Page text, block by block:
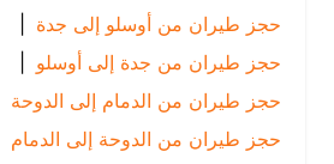
حجز طيران من أوسلو إلى جدة
حجز طيران من جدة إلى أوسلو
|
حجز طيران من الدمام إلى الدوحة |
حجز طيران من الدوحة إلى الدمام
|